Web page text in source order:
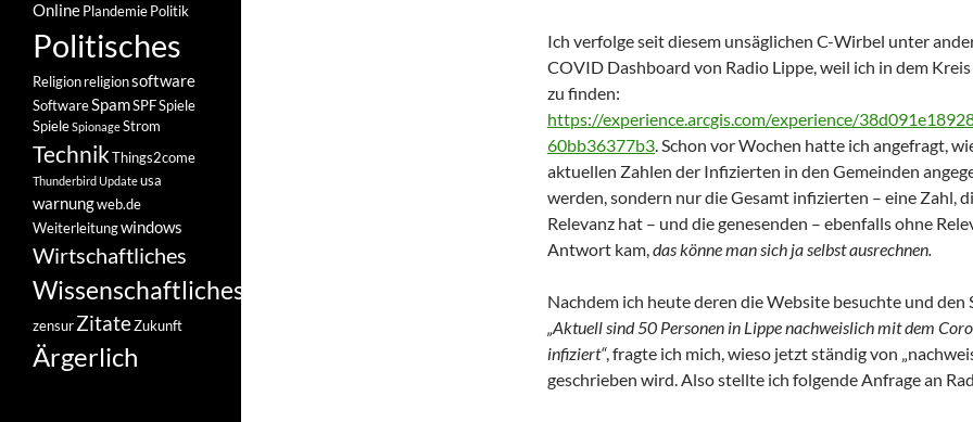
Ich verfolge seit diesem unsäglichen C-Wirbel unter
COVID Dashboard von Radio Lippe, weil ich in dem Kreis
zu finden:
https://experience.arcgis.com/experience/
60bb36377b3. Schon vor Wochen hatte ich angefragt,
aktuellen Zahlen der Infizierten in den Gemeinden
werden, sondern nur die Gesamt infizierten – eine Zahl,
Relevanz hat – und die genesenden – ebenfalls ohne
Antwort kam,das könne man sich ja selbst ausrechnen.
Nachdem ich heute deren die Website besuchte und den
„Aktuell sind 50 Personen in Lippe nachweislich mit dem
infiziert“, fragte ich mich, wieso jetzt ständig von
geschrieben wird. Also stellte ich folgende Anfrage an
OnlinePlandemiePolitik
Politisches
Religionreligionsoftware
SoftwareSpamSPFSpiele
SpieleSpionageStrom
TechnikThings2come
ThunderbirdUpdateusa
warnungweb.de
Weiterleitungwindows
Wirtschaftliches
Wissenschaftliches
zensurZitateZukunft
Ärgerlich